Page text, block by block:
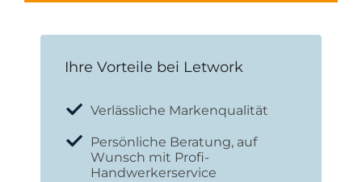
Ihre Vorteile bei Letwork
Verlässliche Markenqualität
Persönliche Beratung, auf
Wunsch mit Profi-
Handwerkerservice